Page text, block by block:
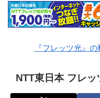
『フレッツ光』
NTT東日本 フレッ